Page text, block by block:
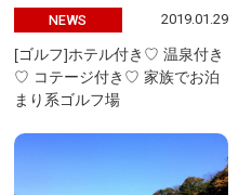
NEWS 2019.01.29
[ゴルフ]ホテル付き♡ 温泉付き
♡ コテージ付き♡ 家族でお泊
まり系ゴルフ場